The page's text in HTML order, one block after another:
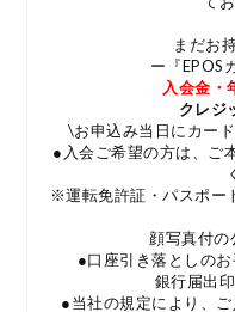
まだお
ー『EPOS
入会金・
クレジ
\お申込み当日にカー
●入会ご希望の方は、ご
※運転免許証・パスポー
顔写真付の
●口座引き落としのお
銀行届出
●当社の規定により、